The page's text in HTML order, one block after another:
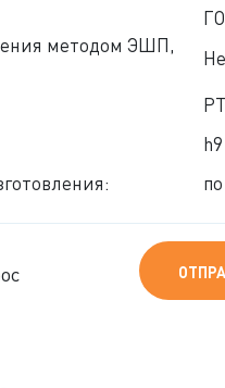
методом ЭШП,